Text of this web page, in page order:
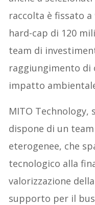
raccolta è fissato
hard-cap di 120
team di
raggiungimento
impatto
MITO Technology,
dispone di un
eterogenee, che
tecnologico alla
valorizzazione
supporto per il